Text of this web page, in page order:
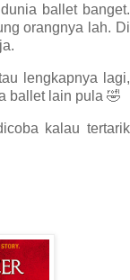
ballet banget.
orangnya lah. Di
lengkapnya lagi,
ballet lain pula 🤣
kalau tertarik